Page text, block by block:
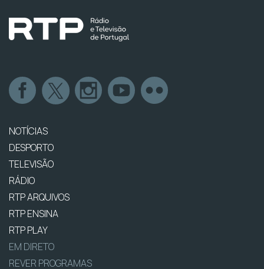
NOTÍCIAS
DESPORTO
TELEVISÃO
RÁDIO
RTP ARQUIVOS
RTP ENSINA
RTP PLAY
EM DIRETO
REVER PROGRAMAS